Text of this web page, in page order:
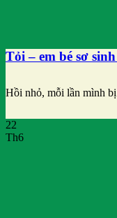
Tỏi – em bé sơ
Hồi nhỏ, mỗi lần mình
22
Th6